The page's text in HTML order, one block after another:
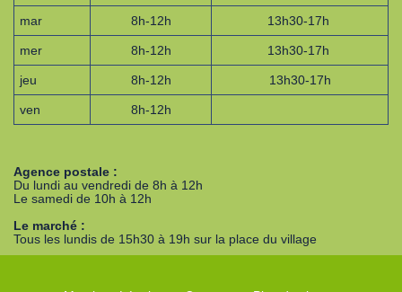
mar 8h-12h 13h30-17h
mer 8h-12h 13h30-17h
jeu 8h-12h 13h30-17h
ven 8h-12h
Agence postale :
Du lundi au vendredi de 8h à 12h
Le samedi de 10h à 12h
Le marché :
Tous les lundis de 15h30 à 19h sur la place du village